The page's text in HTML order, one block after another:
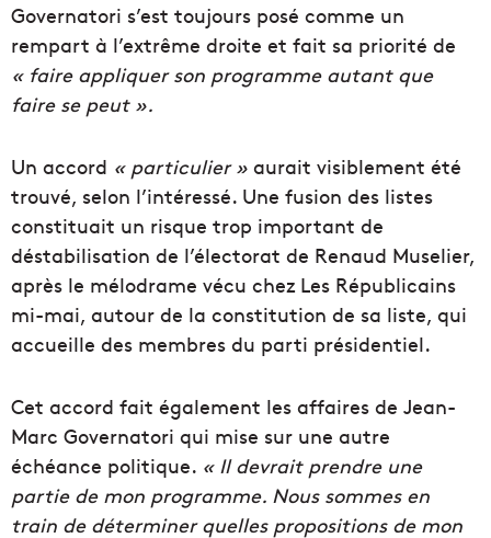
Governatori s’est toujours posé comme un
rempart à l’extrême droite et fait sa priorité de
« faire appliquer son programme autant que
faire se peut ».
Un accord « particulier » aurait visiblement été
trouvé, selon l’intéressé. Une fusion des listes
constituait un risque trop important de
déstabilisation de l’électorat de Renaud Muselier,
après le mélodrame vécu chez Les Républicains
mi-mai, autour de la constitution de sa liste, qui
accueille des membres du parti présidentiel.
Cet accord fait également les affaires de Jean-
Marc Governatori qui mise sur une autre
échéance politique. « Il devrait prendre une
partie de mon programme. Nous sommes en
train de déterminer quelles propositions de mon